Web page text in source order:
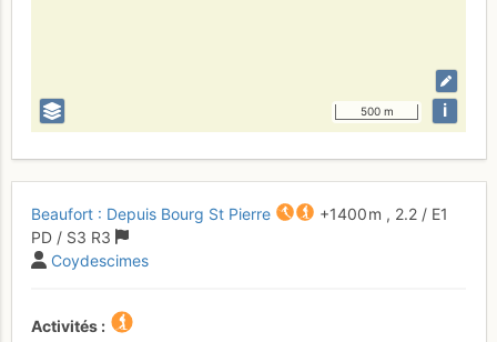
500 m i
Beaufort : Depuis Bourg St Pierre +1400 m , 2.2 / E1
PD / S3 R3
Coydescimes
Activités